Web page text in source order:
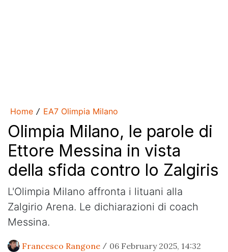
Home / EA7 Olimpia Milano
Olimpia Milano, le parole di
Ettore Messina in vista
della sfida contro lo Zalgiris
L'Olimpia Milano affronta i lituani alla
Zalgirio Arena. Le dichiarazioni di coach
Messina.
Francesco Rangone / 06 February 2025, 14:32